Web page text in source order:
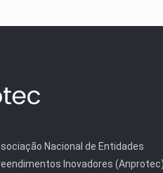
Nacional de Entidades
Inovadores (Anprotec)